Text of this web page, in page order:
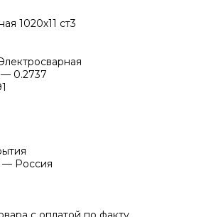
— 0.2737
— Россия